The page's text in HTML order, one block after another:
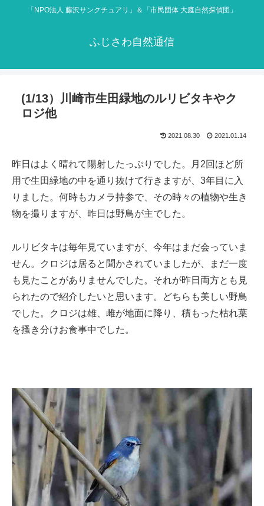
「NPO法人 藤沢サンクチュアリ」＆「市民団体 大庭自然探偵団」
ふじさわ自然通信
(1/13）川崎市生田緑地のルリビタキやク
ロジ他
2021.08.30 2021.01.14
昨日はよく晴れて陽射したっぷりでした。月2回ほど所
用で生田緑地の中を通り抜けて行きますが、3年目に入
りました。何時もカメラ持参で、その時々の植物や生き
物を撮りますが、昨日は野鳥が主でした。
ルリビタキは毎年見ていますが、今年はまだ会っていま
せん。クロジは居ると聞かされていましたが、まだ一度
も見たことがありませんでした。それが昨日両方とも見
られたので紹介したいと思います。どちらも美しい野鳥
でした。クロジは雄、雌が地面に降り、積もった枯れ葉
を搔き分けお食事中でした。